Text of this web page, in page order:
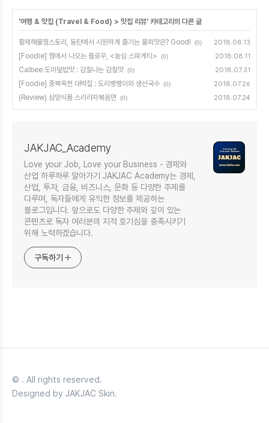
'여행 & 맛집 (Travel & Food) > 맛집 리뷰' 카테고리의 다른 글
황제해물찜스토리, 동탄에서 시원하게 즐기는 물회맛은? Good! (0) 2018.08.13
[Foodie] 짬에서 나오는 플로우, <농심 스파게티> (0) 2018.08.11
Calbee 도미덮밥맛 : 감질나는 감칠맛 (0) 2018.07.31
[Foodie] 충북옥천 대박집 : 도리뱅뱅이와 생선국수 (0) 2018.07.26
(Review) 삼양식품 스리라차볶음면 (0) 2018.07.24
JAKJAC_Academy
Love your Job, Love your Business - 경제와
산업 하루하루 알아가기 JAKJAC Academy는 경제,
산업, 투자, 금융, 비즈니스, 문화 등 다양한 주제를
다루며, 독자들에게 유익한 정보를 제공하는
블로그입니다. 앞으로도 다양한 주제와 깊이 있는
콘텐츠로 독자 여러분의 지적 호기심을 충족시키기
위해 노력하겠습니다.
구독하기
© . All rights reserved.
Designed by JAKJAC Skin.